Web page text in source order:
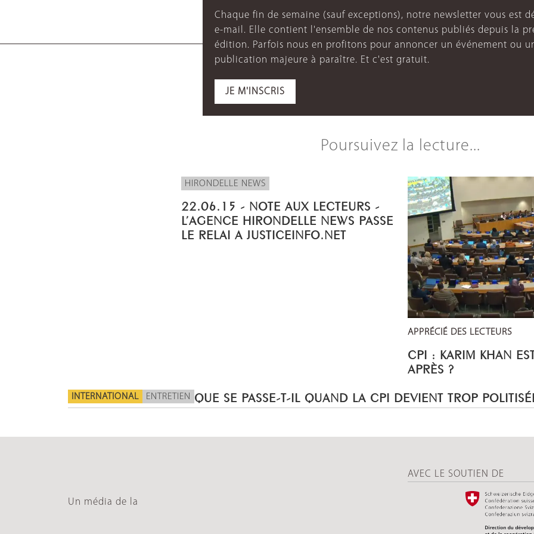
Chaque fin de semaine (sauf exceptions), notre newsletter vous est
e-mail. Elle contient l'ensemble de nos contenus publiés depuis la
édition. Parfois nous en profitons pour annoncer un événement ou
publication majeure à paraître. Et c'est gratuit.
JE M'INSCRIS
Poursuivez la lecture...
HIRONDELLE NEWS
22.06.15 - NOTE AUX LECTEURS -
L’AGENCE HIRONDELLE NEWS PASSE
LE RELAI A JUSTICEINFO.NET
APPRÉCIÉ DES LECTEURS
CPI : KARIM KHAN
APRÈS ?
INTERNATIONAL ENTRETIEN QUE SE PASSE-T-IL QUAND LA CPI DEVIENT TROP
Un média de la
AVEC LE SOUTIEN DE